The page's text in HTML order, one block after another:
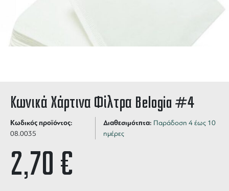
Κωνικά Χάρτινα Φίλτρα Belogia #4
Κωδικός προϊόντος:
08.0035
Διαθεσιμότητα: Παράδοση 4 έως 10
ημέρες
2,70€